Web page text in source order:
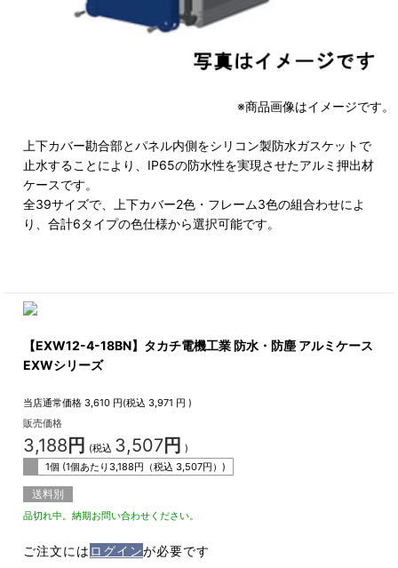
※商品画像はイメージです。
上下カバー勘合部とパネル内側をシリコン製防水ガスケットで
止水することにより、IP65の防水性を実現させたアルミ押出材
ケースです。
全39サイズで、上下カバー2色・フレーム3色の組合わせによ
り、合計6タイプの色仕様から選択可能です。
【EXW12-4-18BN】タカチ電機工業 防水・防塵 アルミケース
EXWシリーズ
当店通常価格 3,610 円(税込 3,971 円 )
販売価格
3,188 円 (税込 3,507円 )
1個 (1個あたり 3,188円（税込 3,507円）)
送料別
品切れ中。納期お問い合わせください。
ご注文には ログインが必要です